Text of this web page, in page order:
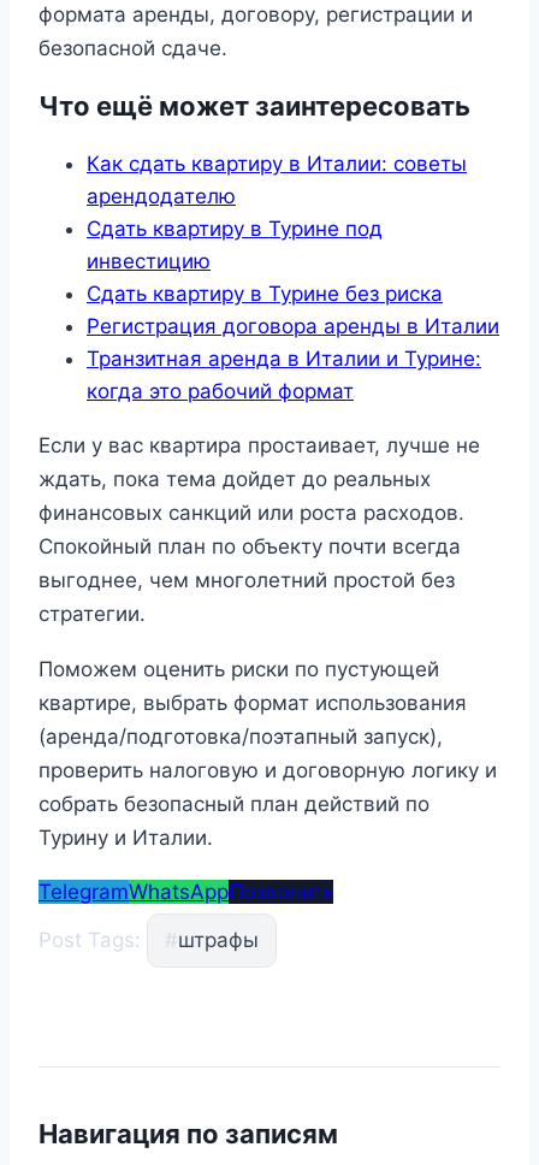
формата аренды, договору, регистрации и
безопасной сдаче.
Что ещё может заинтересовать
Как сдать квартиру в Италии: советы
арендодателю
Сдать квартиру в Турине под
инвестицию
Сдать квартиру в Турине без риска
Регистрация договора аренды в Италии
Транзитная аренда в Италии и Турине:
когда это рабочий формат
Если у вас квартира простаивает, лучше не
ждать, пока тема дойдет до реальных
финансовых санкций или роста расходов.
Спокойный план по объекту почти всегда
выгоднее, чем многолетний простой без
стратегии.
Поможем оценить риски по пустующей
квартире, выбрать формат использования
(аренда/подготовка/поэтапный запуск),
проверить налоговую и договорную логику и
собрать безопасный план действий по
Турину и Италии.
TelegramWhatsAppПозвонить
Post Tags:
#штрафы
Навигация по записям